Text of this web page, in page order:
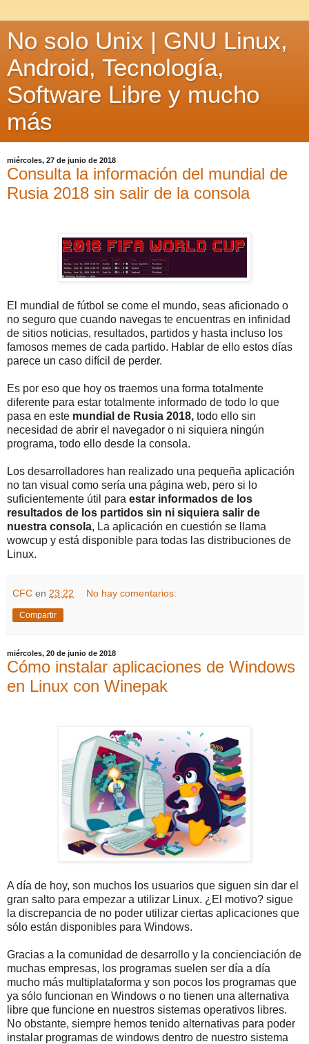
No solo Unix | GNU Linux,
Android, Tecnología,
Software Libre y mucho
más
miércoles, 27 de junio de 2018
Consulta la información del mundial de
Rusia 2018 sin salir de la consola
El mundial de fútbol se come el mundo, seas aficionado o
no seguro que cuando navegas te encuentras en infinidad
de sitios noticias, resultados, partidos y hasta incluso los
famosos memes de cada partido. Hablar de ello estos días
parece un caso difícil de perder.
Es por eso que hoy os traemos una forma totalmente
diferente para estar totalmente informado de todo lo que
pasa en este mundial de Rusia 2018, todo ello sin
necesidad de abrir el navegador o ni siquiera ningún
programa, todo ello desde la consola.
Los desarrolladores han realizado una pequeña aplicación
no tan visual como sería una página web, pero si lo
suficientemente útil para estar informados de los
resultados de los partidos sin ni siquiera salir de
nuestra consola, La aplicación en cuestión se llama
wowcup y está disponible para todas las distribuciones de
Linux.
CFC en 23:22 No hay comentarios:
Compartir
miércoles, 20 de junio de 2018
Cómo instalar aplicaciones de Windows
en Linux con Winepak
A día de hoy, son muchos los usuarios que siguen sin dar el
gran salto para empezar a utilizar Linux. ¿El motivo? sigue
la discrepancia de no poder utilizar ciertas aplicaciones que
sólo están disponibles para Windows.
Gracias a la comunidad de desarrollo y la concienciación de
muchas empresas, los programas suelen ser día a día
mucho más multiplataforma y son pocos los programas que
ya sólo funcionan en Windows o no tienen una alternativa
libre que funcione en nuestros sistemas operativos libres.
No obstante, siempre hemos tenido alternativas para poder
instalar programas de windows dentro de nuestro sistema